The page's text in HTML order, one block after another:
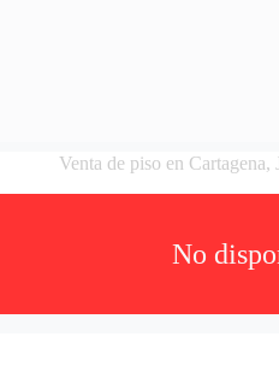
Venta de piso en
No